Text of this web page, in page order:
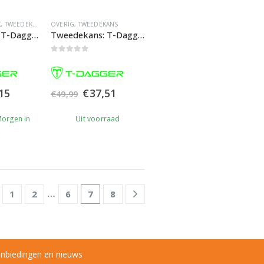
, TWEEDEKANS
Tweedekans: T-Dagger Aries TGP500 Gamepad | Game controller
Huidige
is:
€18,15.
in
OVERIG, TWEEDEKANS
Tweedekans: T-Dagger Bora TGK315 RGB Mechanisch Gaming Toetsenbord
€49,99 Oorspronkelijke
prijs
was:
€49,99.
€37,51
is:
€37,51.
Uit voorraad
1 2 … 6 7 8
en nieuws